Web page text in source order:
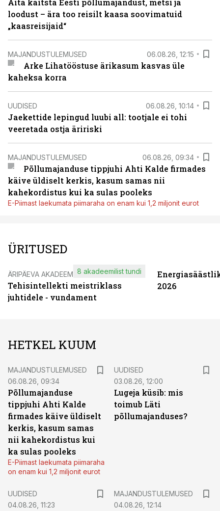
Aita kaitsta Eesti põllumajandust, metsi ja
loodust – ära too reisilt kaasa soovimatuid
„kaasreisijaid“
MAJANDUSTULEMUSED 06.08.26, 12:15
Arke Lihatööstuse ärikasum kasvas üle
kaheksa korra
UUDISED 06.08.26, 10:14
Jaekettide lepingud luubi all: tootjale ei tohi
veeretada ostja äririski
MAJANDUSTULEMUSED 06.08.26, 09:34
Põllumajanduse tippjuhi Ahti Kalde firmades
käive üldiselt kerkis, kasum samas nii
kahekordistus kui ka sulas pooleks
E-Piimast laekumata piimaraha on enam kui 1,2 miljonit eurot
ÜRITUSED
ÄRIPÄEVA AKADEEMIA
Tehisintellekti meistriklass
juhtidele - vundament
8 akadeemilist tundi
2026
HETKEL KUUM
MAJANDUSTULEMUSED
06.08.26, 09:34
Põllumajanduse
tippjuhi Ahti Kalde
firmades käive üldiselt
kerkis, kasum samas
nii kahekordistus kui
ka sulas pooleks
E-Piimast laekumata piimaraha
on enam kui 1,2 miljonit eurot
UUDISED
03.08.26, 12:00
Lugeja küsib: mis
toimub Läti
põllumajanduses?
UUDISED
04.08.26, 11:23
MAJANDUSTULEMUSED
04.08.26, 12:14